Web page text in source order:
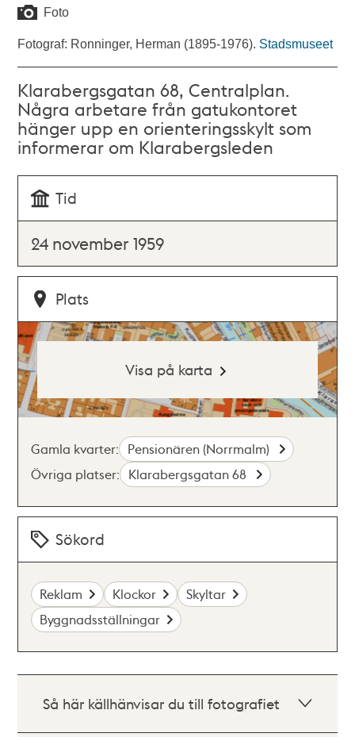
Foto
Fotograf: Ronninger, Herman (1895-1976). Stadsmuseet
Klarabergsgatan 68, Centralplan.
Några arbetare från gatukontoret
hänger upp en orienteringsskylt som
informerar om Klarabergsleden
Tid
24 november 1959
Plats
Visa på karta
Gamla kvarter: Pensionären (Norrmalm)
Övriga platser: Klarabergsgatan 68
Sökord
Reklam Klockor
Skyltar
Byggnadsställningar
Så här källhänvisar du till fotografiet